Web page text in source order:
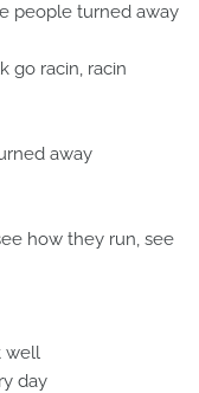
people turned away
go racin, racin
away
how they run, see
well
day